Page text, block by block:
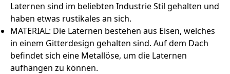
Laternen sind im beliebten Industrie Stil gehalten und
haben etwas rustikales an sich.
MATERIAL: Die Laternen bestehen aus Eisen, welches
in einem Gitterdesign gehalten sind. Auf dem Dach
befindet sich eine Metallöse, um die Laternen
aufhängen zu können.